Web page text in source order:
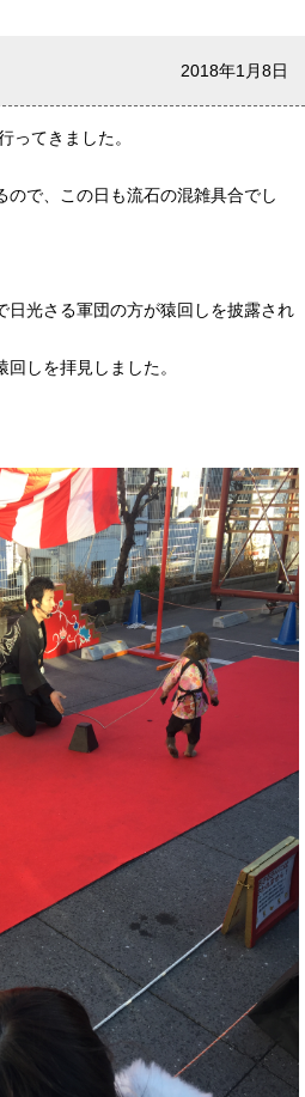
2018年1月8日
ってきました。
で、この日も流石の混雑具合でし
日光さる軍団の方が猿回しを披露され
しを拝見しました。